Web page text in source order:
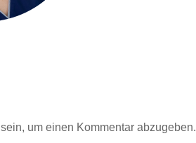
sein, um einen Kommentar abzugeben.